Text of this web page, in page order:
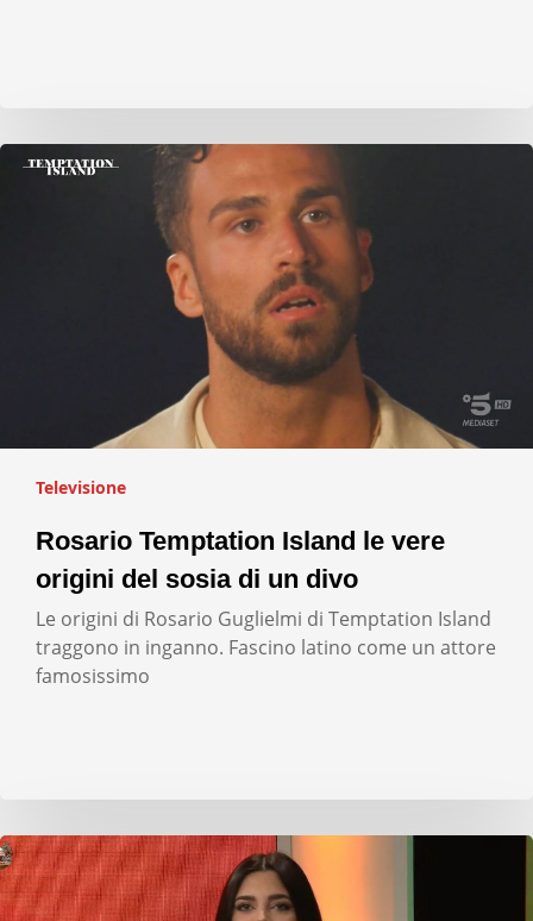
Televisione
Rosario Temptation Island le vere
origini del sosia di un divo
Le origini di Rosario Guglielmi di Temptation Island
traggono in inganno. Fascino latino come un attore
famosissimo